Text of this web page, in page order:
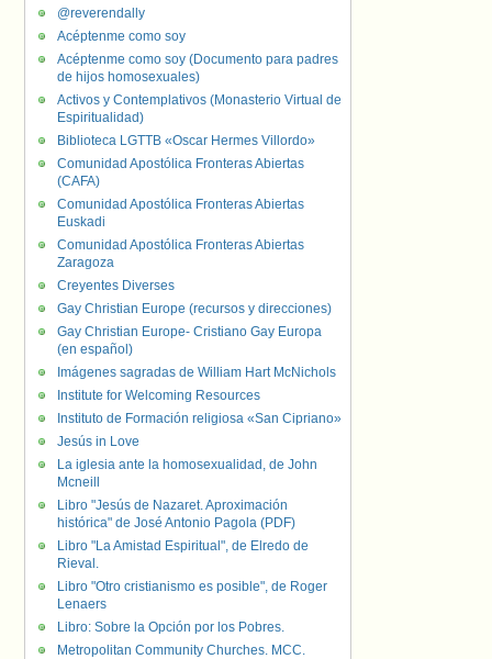
@reverendally
Acéptenme como soy
Acéptenme como soy (Documento para padres
de hijos homosexuales)
Activos y Contemplativos (Monasterio Virtual de
Espiritualidad)
Biblioteca LGTTB «Oscar Hermes Villordo»
Comunidad Apostólica Fronteras Abiertas
(CAFA)
Comunidad Apostólica Fronteras Abiertas
Euskadi
Comunidad Apostólica Fronteras Abiertas
Zaragoza
Creyentes Diverses
Gay Christian Europe (recursos y direcciones)
Gay Christian Europe- Cristiano Gay Europa
(en español)
Imágenes sagradas de William Hart McNichols
Institute for Welcoming Resources
Instituto de Formación religiosa «San Cipriano»
Jesús in Love
La iglesia ante la homosexualidad, de John
Mcneill
Libro "Jesús de Nazaret. Aproximación
histórica" de José Antonio Pagola (PDF)
Libro "La Amistad Espiritual", de Elredo de
Rieval.
Libro "Otro cristianismo es posible", de Roger
Lenaers
Libro: Sobre la Opción por los Pobres.
Metropolitan Community Churches. MCC.